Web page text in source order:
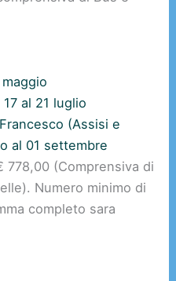
al 21 luglio
(Assisi e
al 01 settembre
778,00 (Comprensiva di
Numero minimo di
completo sara